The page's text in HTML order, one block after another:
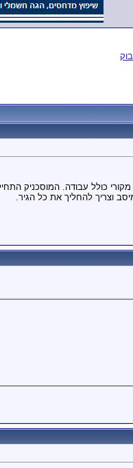
ברכב - לאחר בירור המחיר הכי זול שמצאתי הינו
וצריך להחליך את כל הגיר.